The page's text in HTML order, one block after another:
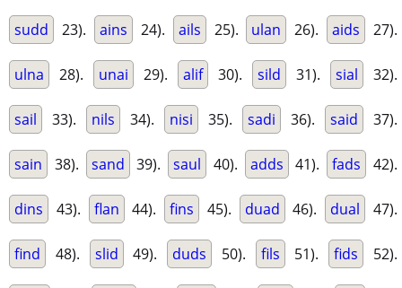
sudd 23). ains 24). ails 25). ulan 26). aids 27).
ulna 28). unai 29). alif 30). sild 31). sial 32).
sail 33). nils 34). nisi 35). sadi 36). said 37).
sain 38). sand 39). saul 40). adds 41). fads 42).
dins 43). flan 44). fins 45). duad 46). dual 47).
find 48). slid 49). duds 50). fils 51). fids 52).